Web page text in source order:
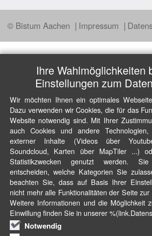
© Bistum Aachen Impressum
Ihre Wahlmöglichkeiten
Einstellungen zum
Wir möchten Ihnen ein optimales
Dazu verwenden wir Cookies, die für das
Website notwendig sind. Mit Ihrer
auch Cookies und andere
externer Inhalte (Videos über
Soundcloud, Karten über MapTiler ...)
Statistikzwecken genutzt werden.
entscheiden, welche Kategorien Sie
beachten Sie, dass auf Basis Ihrer
nicht mehr alle Funktionalitäten der Seite
Weitere Informationen und die Möglichkeit
Einwillung finden Sie in unserer
Notwendig